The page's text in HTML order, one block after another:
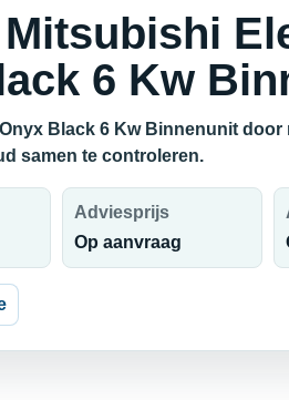
6 Kw
Black 6 Kw Binnenunit door
samen te controleren.
Adviesprijs
Op aanvraag